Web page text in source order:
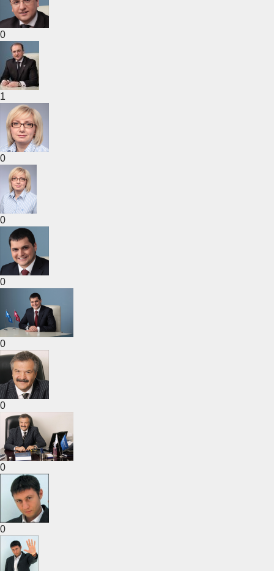
0
1
0
0
0
0
0
0
0